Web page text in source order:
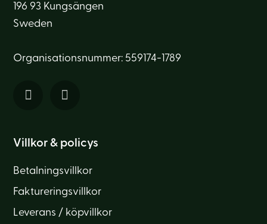
196 93 Kungsängen
Sweden
Organisationsnummer: 559174-1789
Villkor & policys
Betalningsvillkor
Faktureringsvillkor
Leverans / köpvillkor